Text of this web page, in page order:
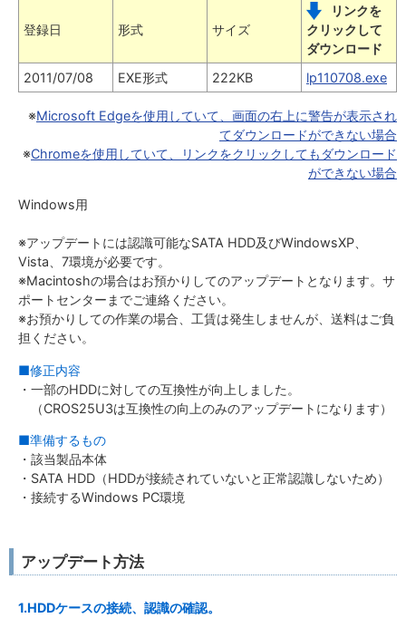
登録日 形式 サイズ
リンクを
クリックして
ダウンロード
2011/07/08
EXE形式 222KB lp110708.exe
※Microsoft Edgeを使用していて、画面の右上に警告が表示され
てダウンロードができない場合
※Chromeを使用していて、リンクをクリックしてもダウンロード
ができない場合
Windows用
※アップデートには認識可能なSATA HDD及びWindowsXP、
Vista、7環境が必要です。
※Macintoshの場合はお預かりしてのアップデートとなります。サ
ポートセンターまでご連絡ください。
※お預かりしての作業の場合、工賃は発生しませんが、送料はご負
担ください。
■修正内容
・一部のHDDに対しての互換性が向上しました。
（CROS25U3は互換性の向上のみのアップデートになります）
■準備するもの
・該当製品本体
・SATA HDD（HDDが接続されていないと正常認識しないため）
・接続するWindows PC環境
アップデート方法
1.HDDケースの接続、認識の確認。